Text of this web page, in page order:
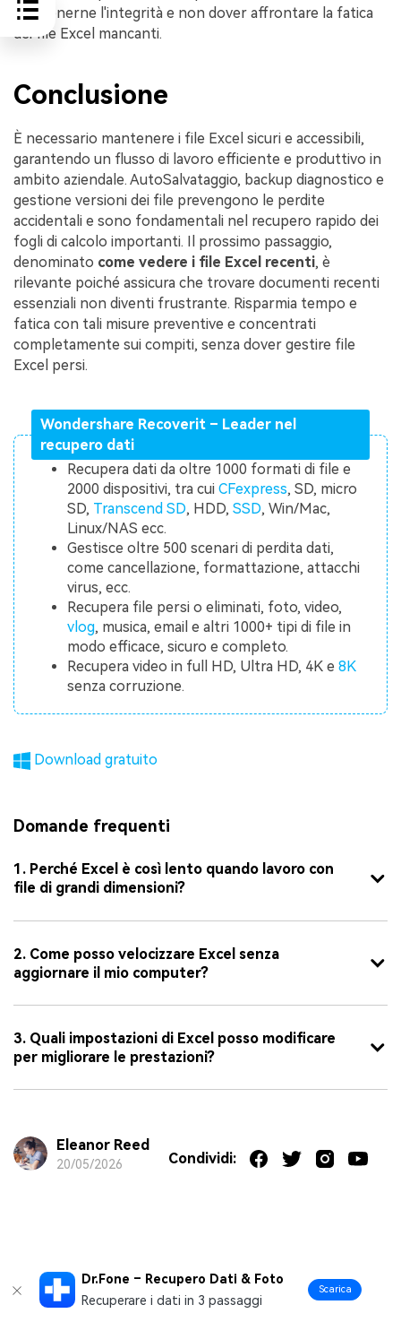
mantenerne l'integrità e non dover affrontare la fatica
dei file Excel mancanti.
Conclusione
È necessario mantenere i file Excel sicuri e accessibili,
garantendo un flusso di lavoro efficiente e produttivo in
ambito aziendale. AutoSalvataggio, backup diagnostico e
gestione versioni dei file prevengono le perdite
accidentali e sono fondamentali nel recupero rapido dei
fogli di calcolo importanti. Il prossimo passaggio,
denominato come vedere i file Excel recenti, è
rilevante poiché assicura che trovare documenti recenti
essenziali non diventi frustrante. Risparmia tempo e
fatica con tali misure preventive e concentrati
completamente sui compiti, senza dover gestire file
Excel persi.
Wondershare Recoverit – Leader nel
recupero dati
Recupera dati da oltre 1000 formati di file e
2000 dispositivi, tra cuiCFexpress, SD, micro
SD, Transcend SD, HDD,SSD, Win/Mac,
Linux/NAS ecc.
Gestisce oltre 500 scenari di perdita dati,
come cancellazione, formattazione, attacchi
virus, ecc.
Recupera file persi o eliminati, foto, video,
vlog, musica, email e altri 1000+ tipi di file in
modo efficace, sicuro e completo.
Recupera video in full HD, Ultra HD, 4K e8K
senza corruzione.
Download gratuito
Domande frequenti
1. Perché Excel è così lento quando lavoro con
file di grandi dimensioni?
2. Come posso velocizzare Excel senza
aggiornare il mio computer?
3. Quali impostazioni di Excel posso modificare
per migliorare le prestazioni?
Eleanor Reed
20/05/2026 Condividi:
Dr.Fone – Recupero Dati & Foto
Recuperare i dati in 3 passaggi
Scarica